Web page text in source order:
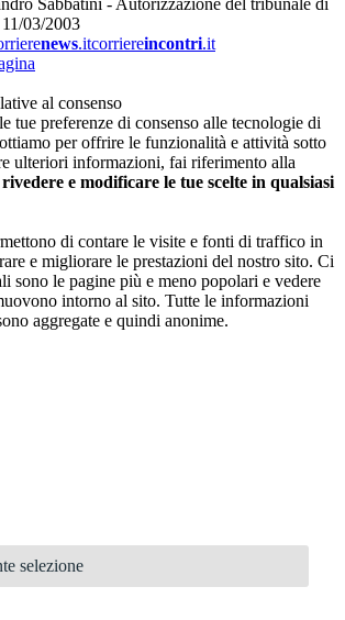
03/2003
news.itcorriereincontri.it
al consenso
tue preferenze di consenso alle tecnologie di
per offrire le funzionalità e attività sotto
ulteriori informazioni, fai riferimento alla
e modificare le tue scelte in qualsiasi
di contare le visite e fonti di traffico in
e migliorare le prestazioni del nostro sito. Ci
sono le pagine più e meno popolari e vedere
intorno al sito. Tutte le informazioni
aggregate e quindi anonime.
selezione